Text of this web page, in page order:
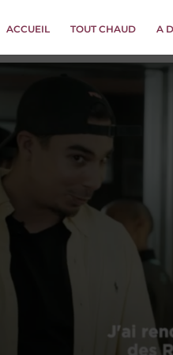
ACCUEIL TOUT CHAUD A